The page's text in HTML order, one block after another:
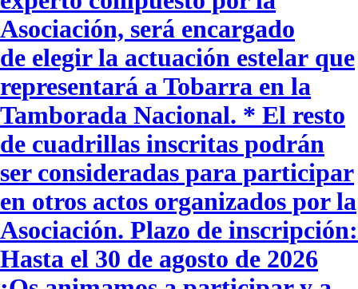
Asociación, será encargado
de elegir la actuación estelar que
representará a Tobarra en la
Tamborada Nacional. * El resto
de cuadrillas inscritas podrán
ser consideradas para participar
en otros actos organizados por la
Asociación. Plazo de inscripción:
Hasta el 30 de agosto de 2026